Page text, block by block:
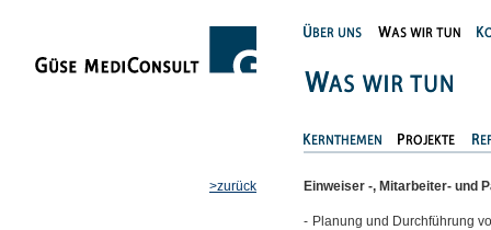
>zurück Einweiser -, Mitarbeiter- und
- Planung und Durchführung